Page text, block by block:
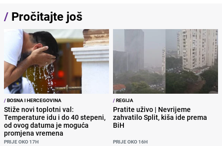
/ Pročitajte još
/BOSNA I HERCEGOVINA
Stiže novi toplotni val:
Temperature idu i do 40 stepeni,
od ovog datuma je moguća
promjena vremena
PRIJE OKO 17H
/REGIJA
Pratite uživo | Nevrijeme
zahvatilo Split, kiša ide prema
BiH
PRIJE OKO 16H